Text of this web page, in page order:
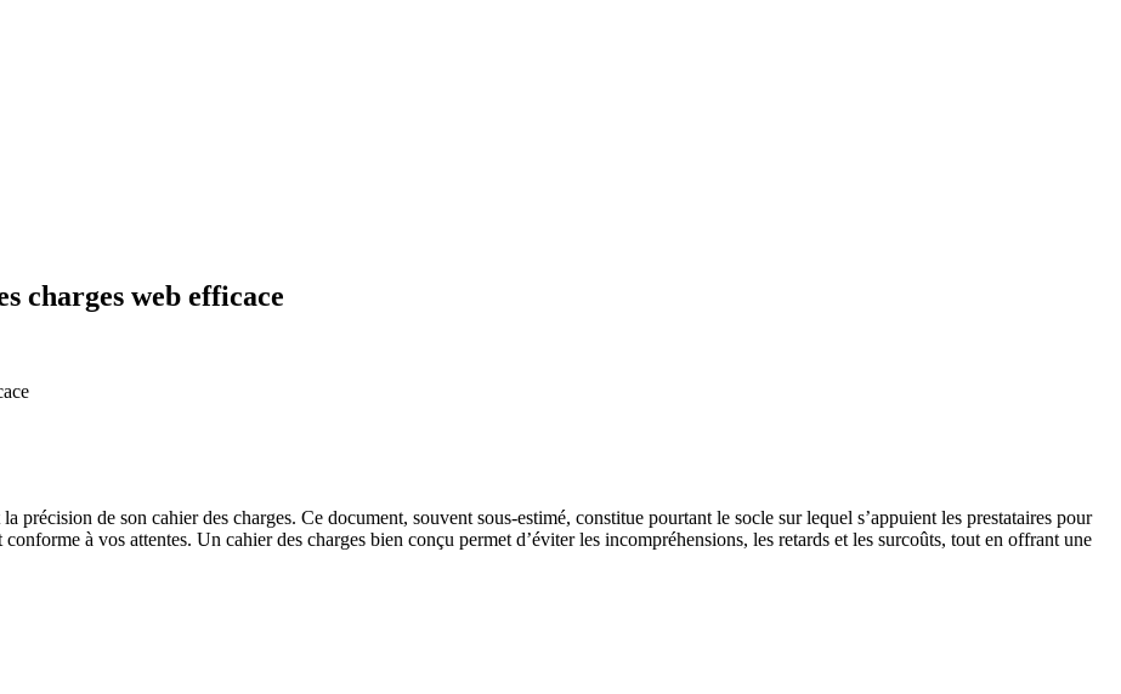
charges web efficace
précision de son cahier des charges. Ce document, souvent sous-estimé, constitue pourtant le socle sur lequel s’appuient les prestataires pour
à vos attentes. Un cahier des charges bien conçu permet d’éviter les incompréhensions, les retards et les surcoûts, tout en offrant une